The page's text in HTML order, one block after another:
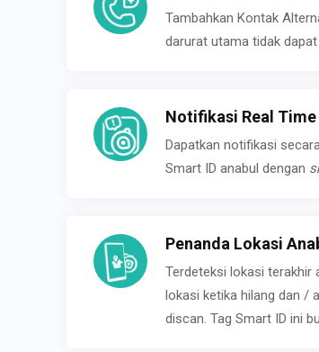
Tambahkan Kontak
darurat utama tidak dapat
Notifikasi Real Time
Dapatkan notifikasi
Smart ID anabul dengan
Penanda Lokasi
Terdeteksi lokasi terakhir
lokasi ketika hilang dan /
discan. Tag Smart ID ini